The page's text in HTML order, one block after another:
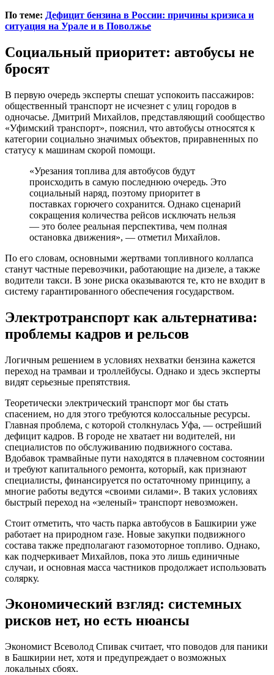
По теме: Дефицит бензина в России: причины кризиса и
ситуация на Урале и в Поволжье
Социальный приоритет: автобусы не
бросят
В первую очередь эксперты спешат успокоить пассажиров:
общественный транспорт не исчезнет с улиц городов в
одночасье. Дмитрий Михайлов, представляющий сообщество
«Уфимский транспорт», пояснил, что автобусы относятся к
категории социально значимых объектов, приравненных по
статусу к машинам скорой помощи.
«Урезания топлива для автобусов будут
происходить в самую последнюю очередь. Это
социальный наряд, поэтому приоритет в
поставках горючего сохранится. Однако сценарий
сокращения количества рейсов исключать нельзя
— это более реальная перспектива, чем полная
остановка движения», — отметил Михайлов.
По его словам, основными жертвами топливного коллапса
станут частные перевозчики, работающие на дизеле, а также
водители такси. В зоне риска оказываются те, кто не входит в
систему гарантированного обеспечения государством.
Электротранспорт как альтернатива:
проблемы кадров и рельсов
Логичным решением в условиях нехватки бензина кажется
переход на трамваи и троллейбусы. Однако и здесь эксперты
видят серьезные препятствия.
Теоретически электрический транспорт мог бы стать
спасением, но для этого требуются колоссальные ресурсы.
Главная проблема, с которой столкнулась Уфа, — острейший
дефицит кадров. В городе не хватает ни водителей, ни
специалистов по обслуживанию подвижного состава.
Вдобавок трамвайные пути находятся в плачевном состоянии
и требуют капитального ремонта, который, как признают
специалисты, финансируется по остаточному принципу, а
многие работы ведутся «своими силами». В таких условиях
быстрый переход на «зеленый» транспорт невозможен.
Стоит отметить, что часть парка автобусов в Башкирии уже
работает на природном газе. Новые закупки подвижного
состава также предполагают газомоторное топливо. Однако,
как подчеркивает Михайлов, пока это лишь единичные
случаи, и основная масса частников продолжает использовать
солярку.
Экономический взгляд: системных
рисков нет, но есть нюансы
Экономист Всеволод Спивак считает, что поводов для паники
в Башкирии нет, хотя и предупреждает о возможных
локальных сбоях.